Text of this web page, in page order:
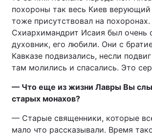
похороны так весь Киев верующий
тоже присутствовал на похоронах.
Схиархимандрит Исаия был очень
духовник, его любили. Они с
Кавказе подвизались, несли
там молились и спасались. Это
— Что еще из жизни Лавры Вы
старых монахов?
— Старые священники, которые
мало что рассказывали. Время